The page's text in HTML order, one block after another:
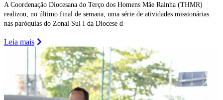
A Coordenação Diocesana do Terço dos Homens Mãe Rainha (THMR)
realizou, no último final de semana, uma série de atividades missionárias
nas paróquias do Zonal Sul I da Diocese d
Leia mais